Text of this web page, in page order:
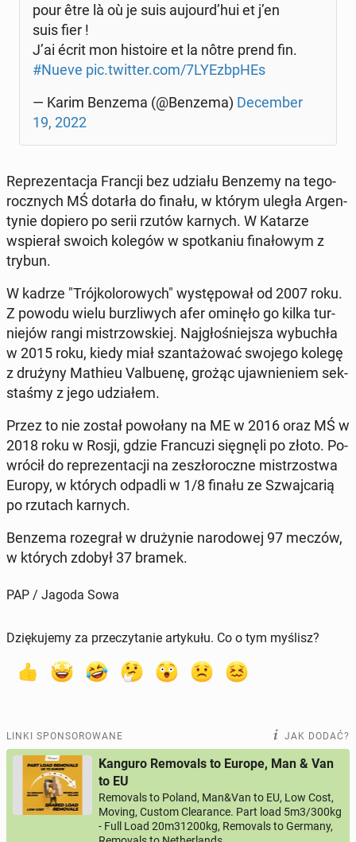
pour être là où je suis aujourd’hui et j’en
suis fier !
J’ai écrit mon hi­sto­ire et la nôtre prend fin.
#Nueve pic.twitter.com/7LY­Ezb­pHEs
— Karim Benzema (@Benzema) De­cem­ber
19, 2022
Re­pre­zen­ta­cja Francji bez udziału Benzemy na te­go­
rocz­nych MŚ dotarła do finału, w którym uległa Ar­gen­
ty­nie dopiero po serii rzutów karnych. W Katarze
wspie­rał swoich kolegów w spo­tka­niu fi­na­ło­wym z
trybun.
W kadrze "Trój­ko­lo­ro­wych" wy­stę­po­wał od 2007 roku.
Z powodu wielu burz­li­wych afer ominęło go kilka tur­
nie­jów rangi mi­strzow­skiej. Naj­gło­śniej­sza wy­bu­chła
w 2015 roku, kiedy miał szan­ta­żo­wać swojego kolegę
z drużyny Mathieu Val­bu­enę, grożąc ujaw­nie­niem sek­
sta­śmy z jego udzia­łem.
Przez to nie został po­wo­ła­ny na ME w 2016 oraz MŚ w
2018 roku w Rosji, gdzie Fran­cu­zi się­gnę­li po złoto. Po­
wró­cił do re­pre­zen­ta­cji na ze­szło­rocz­ne mi­strzo­stwa
Europy, w których odpadli w 1/8 finału ze Szwaj­ca­rią
po rzutach karnych.
Benzema ro­ze­grał w dru­ży­nie na­ro­do­wej 97 meczów,
w których zdobył 37 bramek.
PAP / Jagoda Sowa
Dziękujemy za przeczytanie artykułu. Co o tym myślisz?
LINKI SPONSOROWANE JAK DODAĆ?
Kanguro Removals to Europe, Man & Van
to EU
Removals to Poland, Man&Van to EU, Low Cost,
Moving, Custom Clearance. Part load 5m3/300kg
- Full Load 20m31200kg, Removals to Germany,